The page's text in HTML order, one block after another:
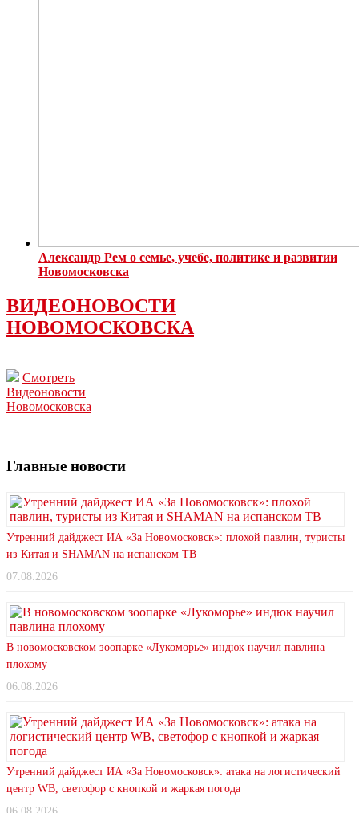
Александр Рем о семье, учебе, политике и развитии
Новомосковска
ВИДЕОНОВОСТИ
НОВОМОСКОВСКА
Смотреть
Видеоновости
Новомосковска
Главные новости
Утренний дайджест ИА «За Новомосковск»: плохой павлин, туристы
из Китая и SHAMAN на испанском ТВ
07.08.2026
В новомосковском зоопарке «Лукоморье» индюк научил павлина
плохому
06.08.2026
Утренний дайджест ИА «За Новомосковск»: атака на логистический
центр WB, светофор с кнопкой и жаркая погода